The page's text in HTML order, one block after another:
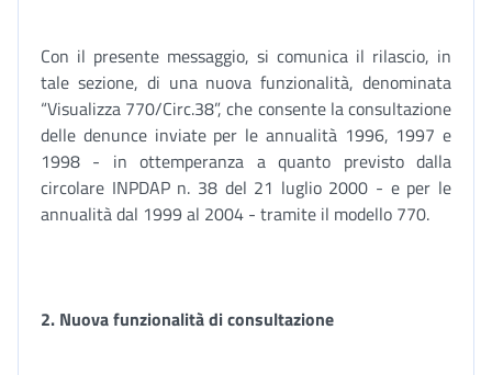
Con il presente messaggio, si comunica il rilascio, in
tale sezione, di una nuova funzionalità, denominata
“Visualizza 770/Circ.38”, che consente la consultazione
delle denunce inviate per le annualità 1996, 1997 e
1998 - in ottemperanza a quanto previsto dalla
circolare INPDAP n. 38 del 21 luglio 2000 - e per le
annualità dal 1999 al 2004 - tramite il modello 770.
2. Nuova funzionalità di consultazione